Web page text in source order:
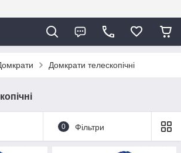
Домкрати телескопічні
0 Фільтри